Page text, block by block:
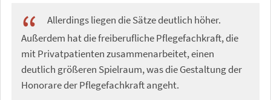
Allerdings liegen die Sätze deutlich höher.
Außerdem hat die freiberufliche Pflegefachkraft, die
mit Privatpatienten zusammenarbeitet, einen
deutlich größeren Spielraum, was die Gestaltung der
Honorare der Pflegefachkraft angeht.